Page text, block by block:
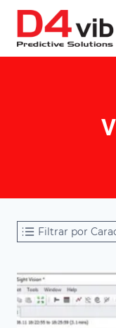
Skip
content
Filtrar por